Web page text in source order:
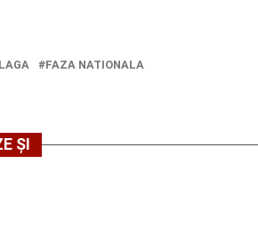
FAZA NATIONALA
ȘI